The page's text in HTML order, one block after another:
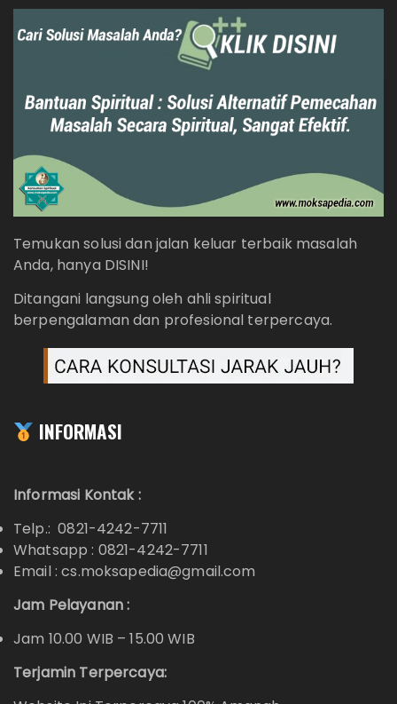
Temukan solusi dan jalan keluar terbaik masalah
Anda, hanya DISINI!
Ditangani langsung oleh ahli spiritual
berpengalaman dan profesional terpercaya.
INFORMASI
Informasi Kontak :
Telp.: 0821-4242-7711
Whatsapp : 0821-4242-7711
Email : cs.moksapedia@gmail.com
Jam Pelayanan :
Jam 10.00 WIB – 15.00 WIB
Terjamin Terpercaya: